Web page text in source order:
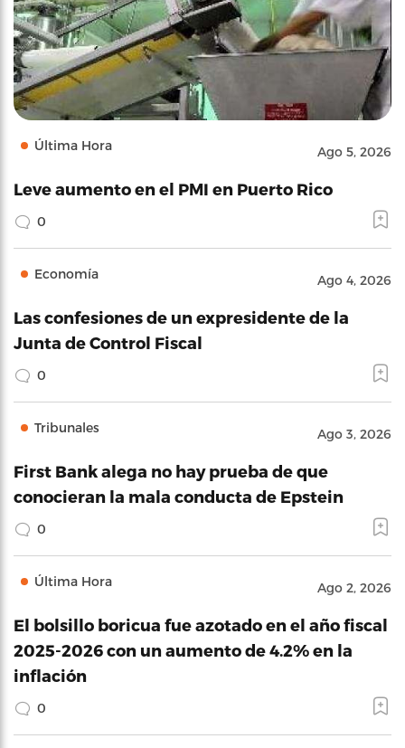
Última Hora Ago 5, 2026
Leve aumento en el PMI en Puerto Rico
0
Economía Ago 4, 2026
Las confesiones de un expresidente de la
Junta de Control Fiscal
0
Tribunales Ago 3, 2026
First Bank alega no hay prueba de que
conocieran la mala conducta de Epstein
0
Última Hora Ago 2, 2026
El bolsillo boricua fue azotado en el año fiscal
2025-2026 con un aumento de 4.2% en la
inflación
0